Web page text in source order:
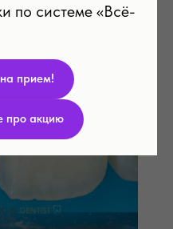
по системе «Всё-
прием!
про акцию